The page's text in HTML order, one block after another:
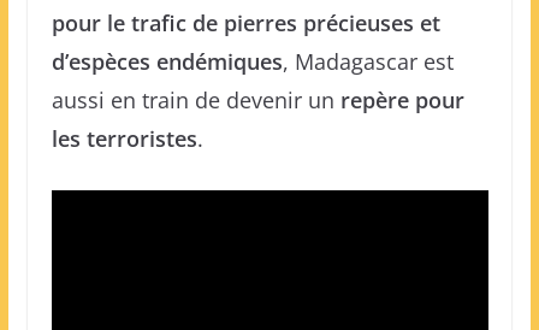
pour le trafic de pierres précieuses et
d’espèces endémiques, Madagascar est
aussi en train de devenir un repère pour
les terroristes.